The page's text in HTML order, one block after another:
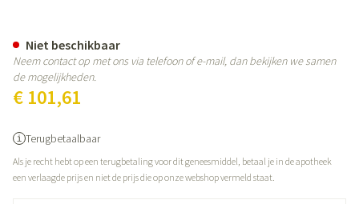
€ 101,61
Terugbetaalbaar
Als je recht hebt op een terugbetaling voor dit geneesmiddel, betaal je in de apotheek
een verlaagde prijs en niet de prijs die op onze webshop vermeld staat.
Niet beschikbaar
Neem contact op met ons via telefoon of e-mail, dan bekijken we samen
de mogelijkheden.